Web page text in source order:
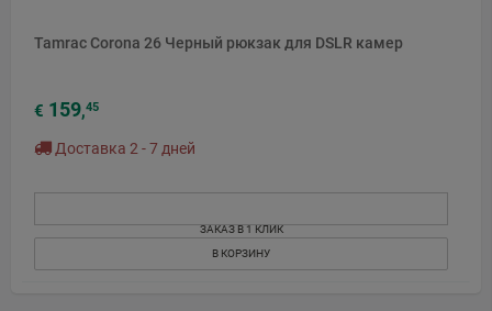
Tamrac Corona 26 Черный рюкзак для DSLR камер
€ 159,45
Доставка 2 - 7 дней
ЗАКАЗ В 1 КЛИК
В КОРЗИНУ